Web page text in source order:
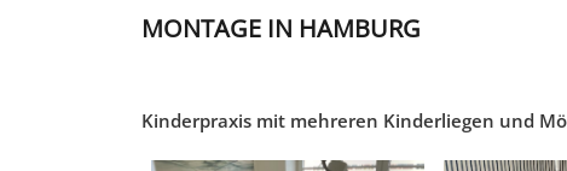
MONTAGE IN HAMBURG
Kinderpraxis mit mehreren Kinderliegen und